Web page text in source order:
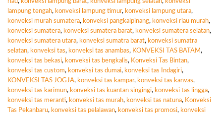
lampung tengah, konveksi lampung timur, konveksi lampung utara,
konveksi murah sumatera, konveksi pangkalpinang, konveksi riau murah,
konveksi sumatera, konveksi sumatera barat, konveksi sumatera selatan,
konveksi sumatera utara, konveksi sumatra barat, konveksi sumatra
selatan, konveksi tas, konveksi tas anambas, KONVEKSI TAS BATAM,
konveksi tas bekasi, konveksi tas bengkalis, Konveksi Tas Bintan,
konveksi tas custom, konveksi tas dumai, konveksi tas Indagiri,
KONVEKSI TAS JOGJA, konveksi tas kampar, konveksi tas kanvas,
konveksi tas karimun, konveksi tas kuantan singingi, konveksi tas lingga,
konveksi tas meranti, konveksi tas murah, konveksi tas natuna, Konveksi
Tas Pekanbaru, konveksi tas pelalawan, konveksi tas promosi, konveksi